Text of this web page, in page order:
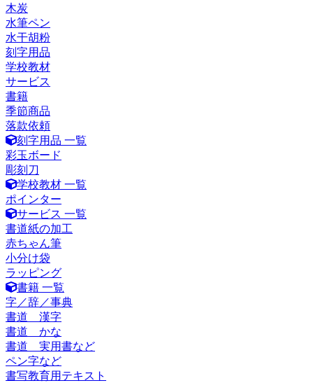
木炭
水筆ペン
水干胡粉
刻字用品
学校教材
サービス
書籍
季節商品
落款依頼
刻字用品 一覧
彩玉ボード
彫刻刀
学校教材 一覧
ポインター
サービス 一覧
書道紙の加工
赤ちゃん筆
小分け袋
ラッピング
書籍 一覧
字／辞／事典
書道 漢字
書道 かな
書道 実用書など
ペン字など
書写教育用テキスト